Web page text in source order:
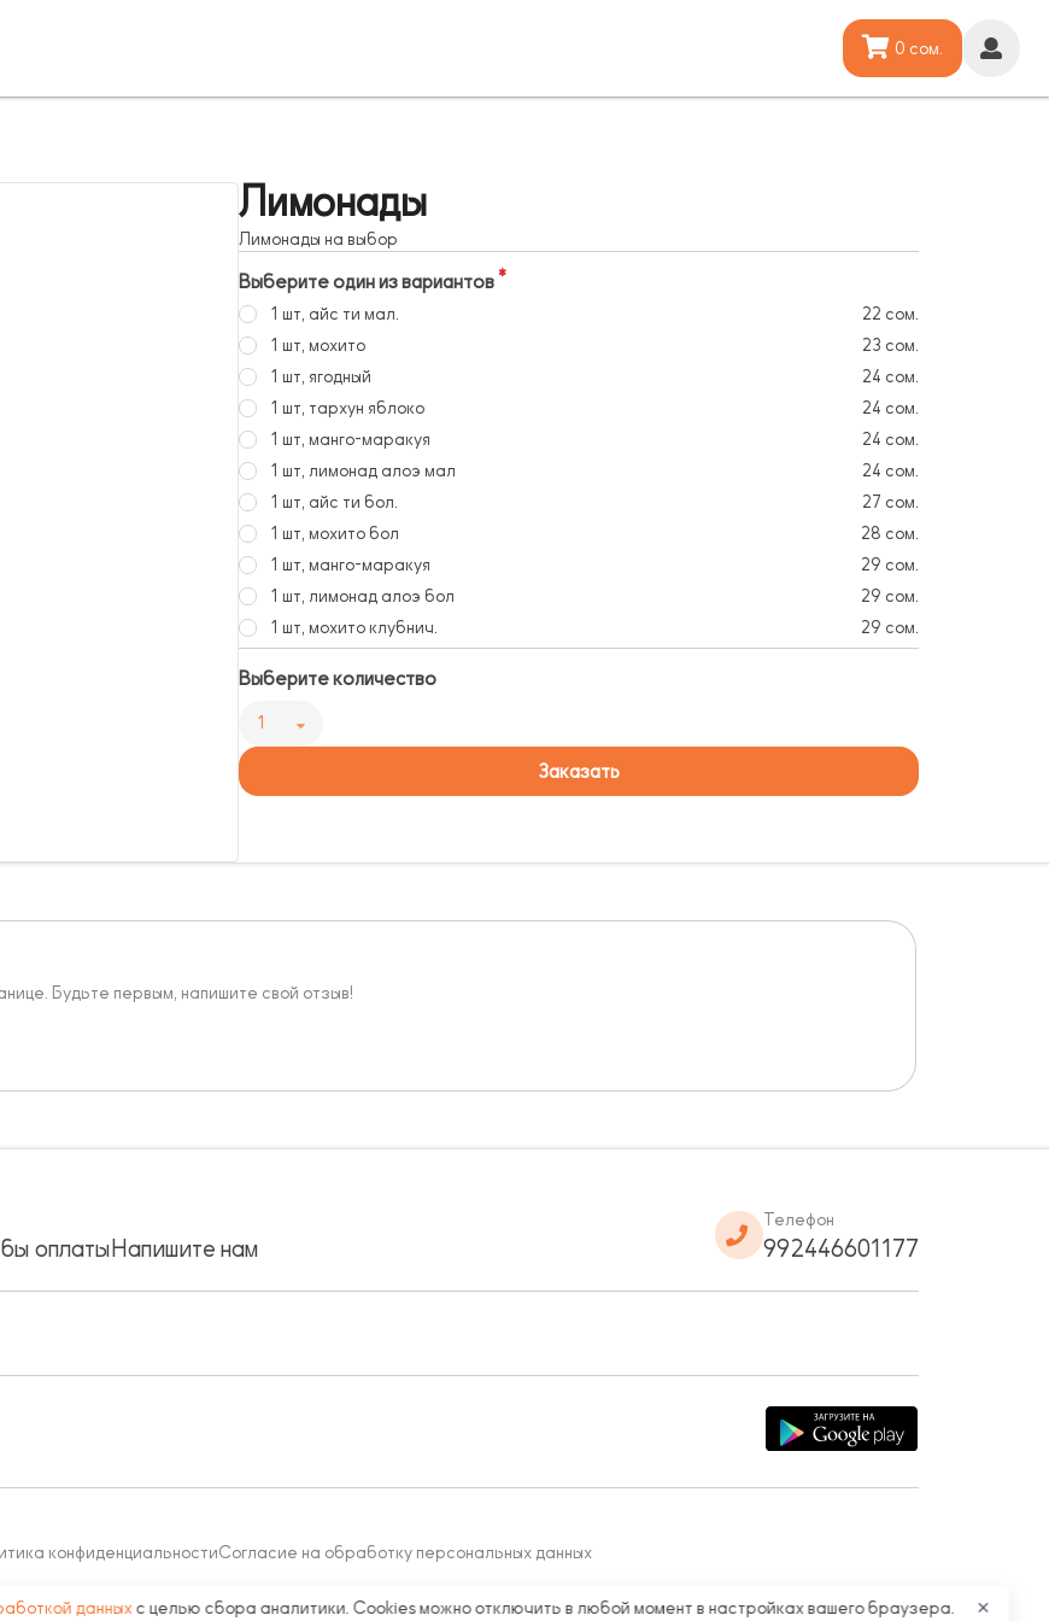
0 сом.
Лимонады
Лимонады на выбор
Выберите один из вариантов
1 шт, айс ти мал.
22 сом.
1 шт, мохито
23 сом.
1 шт, ягодный
24 сом.
1 шт, тархун яблоко
24 сом.
1 шт, манго-маракуя
24 сом.
1 шт, лимонад алоэ мал
24 сом.
1 шт, айс ти бол.
27 сом.
1 шт, мохито бол
28 сом.
1 шт, манго-маракуя
29 сом.
1 шт, лимонад алоэ бол
29 сом.
1 шт, мохито клубнич.
29 сом.
Выберите количество
1
Заказать
Будьте первым, напишите свой отзыв!
оплатыНапишите нам
Телефон
992446601177
конфиденциальностиСогласие на обработку персональных данных
данных с целью сбора аналитики. Cookies можно отключить в любой момент в настройках вашего браузера. ✕